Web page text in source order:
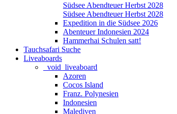
Südsee Abendteuer Herbst 2028
Südsee Abendteuer Herbst 2028
Expedition in die Südsee 2026
Abenteuer Indonesien 2024
Hammerhai Schulen satt!
Tauchsafari Suche
Liveaboards
_void_liveaboard
Azoren
Cocos Island
Franz. Polynesien
Indonesien
Malediven